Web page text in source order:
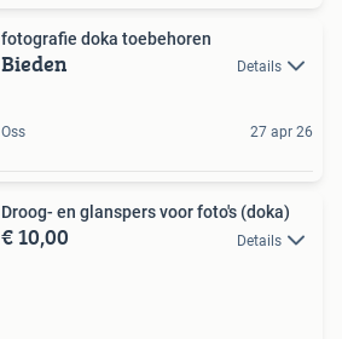
fotografie doka toebehoren
Bieden Details
Oss 27 apr 26
Droog- en glanspers voor foto's (doka)
€ 10,00 Details